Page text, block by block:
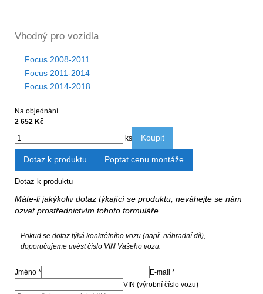
Vhodný pro vozidla
Focus 2008-2011
Focus 2011-2014
Focus 2014-2018
Na objednání
2 652 Kč
ks
Koupit
Dotaz k produktu Poptat cenu montáže
Dotaz k produktu
Máte-li jakýkoliv dotaz týkající se produktu, neváhejte se nám
ozvat prostřednictvím tohoto formuláře.
Pokud se dotaz týká konkrétního vozu (např. náhradní díl),
doporučujeme uvést číslo VIN Vašeho vozu.
Jméno *
E-mail *
VIN (výrobní číslo vozu)